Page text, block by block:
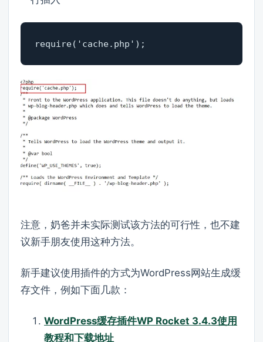
require('cache.php');
注意，奶爸并未实际测试该方法的可行性，也不建
议新手朋友使用这种方法。
新手建议使用插件的方式为WordPress网站生成缓
存文件，例如下面几款：
WordPress缓存插件WP Rocket 3.4.3使用
教程和下载地址